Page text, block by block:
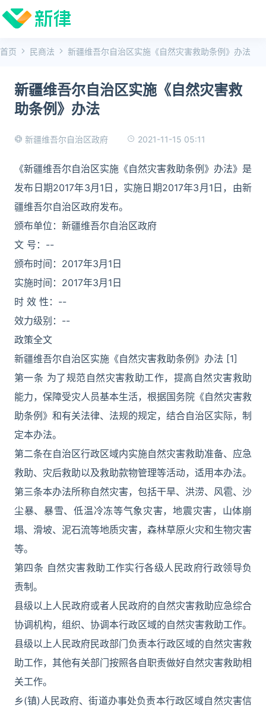
首页 民商法 新疆维吾尔自治区实施《自然灾害救助条例》办法
新疆维吾尔自治区实施《自然灾害救
助条例》办法
新疆维吾尔自治区政府 2021-11-15 05:11
《新疆维吾尔自治区实施《自然灾害救助条例》办法》是
发布日期2017年3月1日，实施日期2017年3月1日，由新
疆维吾尔自治区政府发布。
颁布单位：新疆维吾尔自治区政府
文 号：--
颁布时间：2017年3月1日
实施时间：2017年3月1日
时 效 性：--
效力级别：--
政策全文
新疆维吾尔自治区实施《自然灾害救助条例》办法 [1]
第一条 为了规范自然灾害救助工作，提高自然灾害救助
能力，保障受灾人员基本生活，根据国务院《自然灾害救
助条例》和有关法律、法规的规定，结合自治区实际，制
定本办法。
第二条在自治区行政区域内实施自然灾害救助准备、应急
救助、灾后救助以及救助款物管理等活动，适用本办法。
第三条本办法所称自然灾害，包括干旱、洪涝、风雹、沙
尘暴、暴雪、低温冷冻等气象灾害，地震灾害，山体崩
塌、滑坡、泥石流等地质灾害，森林草原火灾和生物灾害
等。
第四条 自然灾害救助工作实行各级人民政府行政领导负
责制。
县级以上人民政府或者人民政府的自然灾害救助应急综合
协调机构，组织、协调本行政区域的自然灾害救助工作。
县级以上人民政府民政部门负责本行政区域的自然灾害救
助工作，其他有关部门按照各自职责做好自然灾害救助相
关工作。
乡(镇)人民政府、街道办事处负责本行政区域自然灾害信